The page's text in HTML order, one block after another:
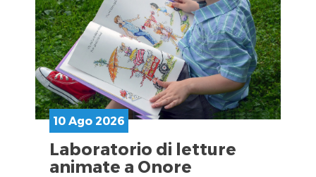
10 Ago 2026
Laboratorio di letture
animate a Onore